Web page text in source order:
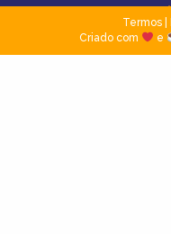
Termos|
Criado com
e